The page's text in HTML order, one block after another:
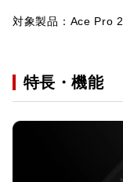
対象製品：Ace Pro 2
特長・機能